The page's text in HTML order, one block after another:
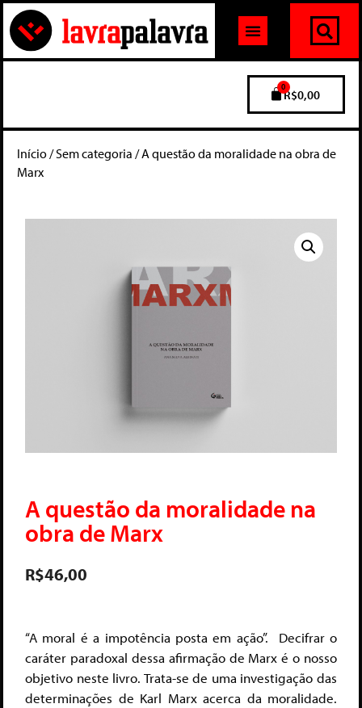
R$0,00
0
Início/Sem categoria / A questão da moralidade na obra de
Marx
A questão da moralidade na
obra de Marx
R$46,00
“A moral é a impotência posta em ação”. Decifrar o
caráter paradoxal dessa afirmação de Marx é o nosso
objetivo neste livro. Trata-se de uma investigação das
determinações de Karl Marx acerca da moralidade.